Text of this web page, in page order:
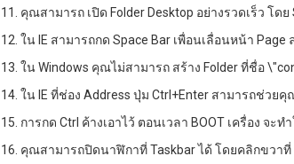
11. คุณสามารถ เปิด Folder Desktop อย่างรวดเร็ว โด
12. ใน IE สามารถกด Space Bar เพื่อนเลื่อนหน้า
13. ใน Windows คุณไม่สามารถ สร้าง Folder ที่ชื่อ
14. ใน IE ที่ช่อง Address ปุ่ม Ctrl+Enter สามารถช่วย
15. การกด Ctrl ค้างเอาไว้ ตอนเวลา BOOT เครื่อง จะ
16. คุณสามารถปิดนาฬิกาที่ Taskbar ได้ โดยคลิกขวาที่